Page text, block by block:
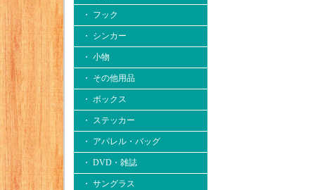
・ フック
・ シンカー
・ 小物
・ その他用品
・ ボックス
・ ステッカー
・ アパレル・バッグ
・ DVD・雑誌
・ サングラス